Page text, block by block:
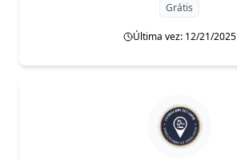
Grátis
Última vez: 12/21/2025